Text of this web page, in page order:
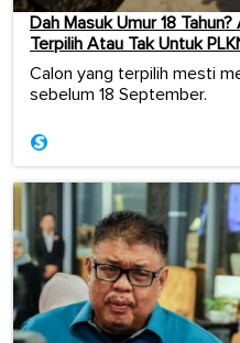
Dah Masuk Umur 18
Terpilih Atau Tak Untuk
Calon yang terpilih mesti
sebelum 18 September.